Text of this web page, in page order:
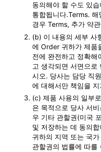
동의해야 할 수도 있
통합됩니다.Terms.
경우 Terms, 추가 약
(b) 이 내용의 세부 사
에 Order 귀하가 제품
전에 완전하고 정확
고 생각되면 서면으로
시오. 당사는 담당 직
에 대해서만 책임을
(c) 제품 사용의 일부
은 목적으로 당사 서
우 기타 관할권(미국
및 저장하는 데 동의
귀하의 지역 또는 국
관할권의 법률에 따를